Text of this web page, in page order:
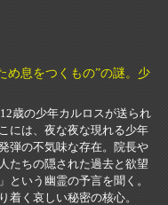
め息をつくもの”の謎。少
歳の少年カルロスが送られ
には、夜な夜な現れる少年
弾の不気味な存在。院長や
たちの隠された過去と欲望
という幽霊の予言を聞く。
着く哀しい秘密の核心。